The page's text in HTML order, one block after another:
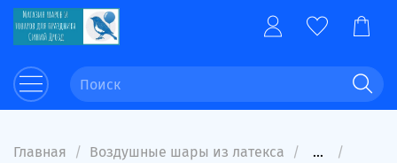
Главная Воздушные шары из латекса
...